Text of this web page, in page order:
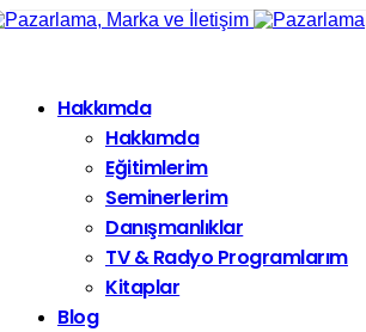
Hakkımda
Hakkımda
Eğitimlerim
Seminerlerim
Danışmanlıklar
TV & Radyo Programlarım
Kitaplar
Blog